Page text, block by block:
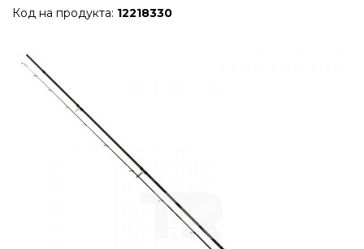
Вход
Регистрация
Промоции
Код на продукта: 12218330